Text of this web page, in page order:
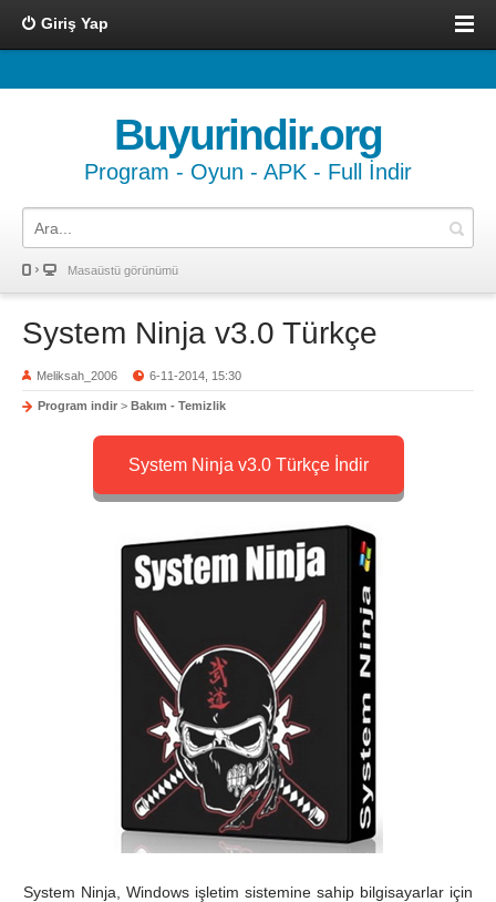
Giriş Yap
Buyurindir.org
Program - Oyun - APK - Full İndir
Masaüstü görünümü
System Ninja v3.0 Türkçe
Meliksah_2006 6-11-2014, 15:30
Program indir > Bakım - Temizlik
System Ninja v3.0 Türkçe İndir
System Ninja, Windows işletim sistemine sahip bilgisayarlar için